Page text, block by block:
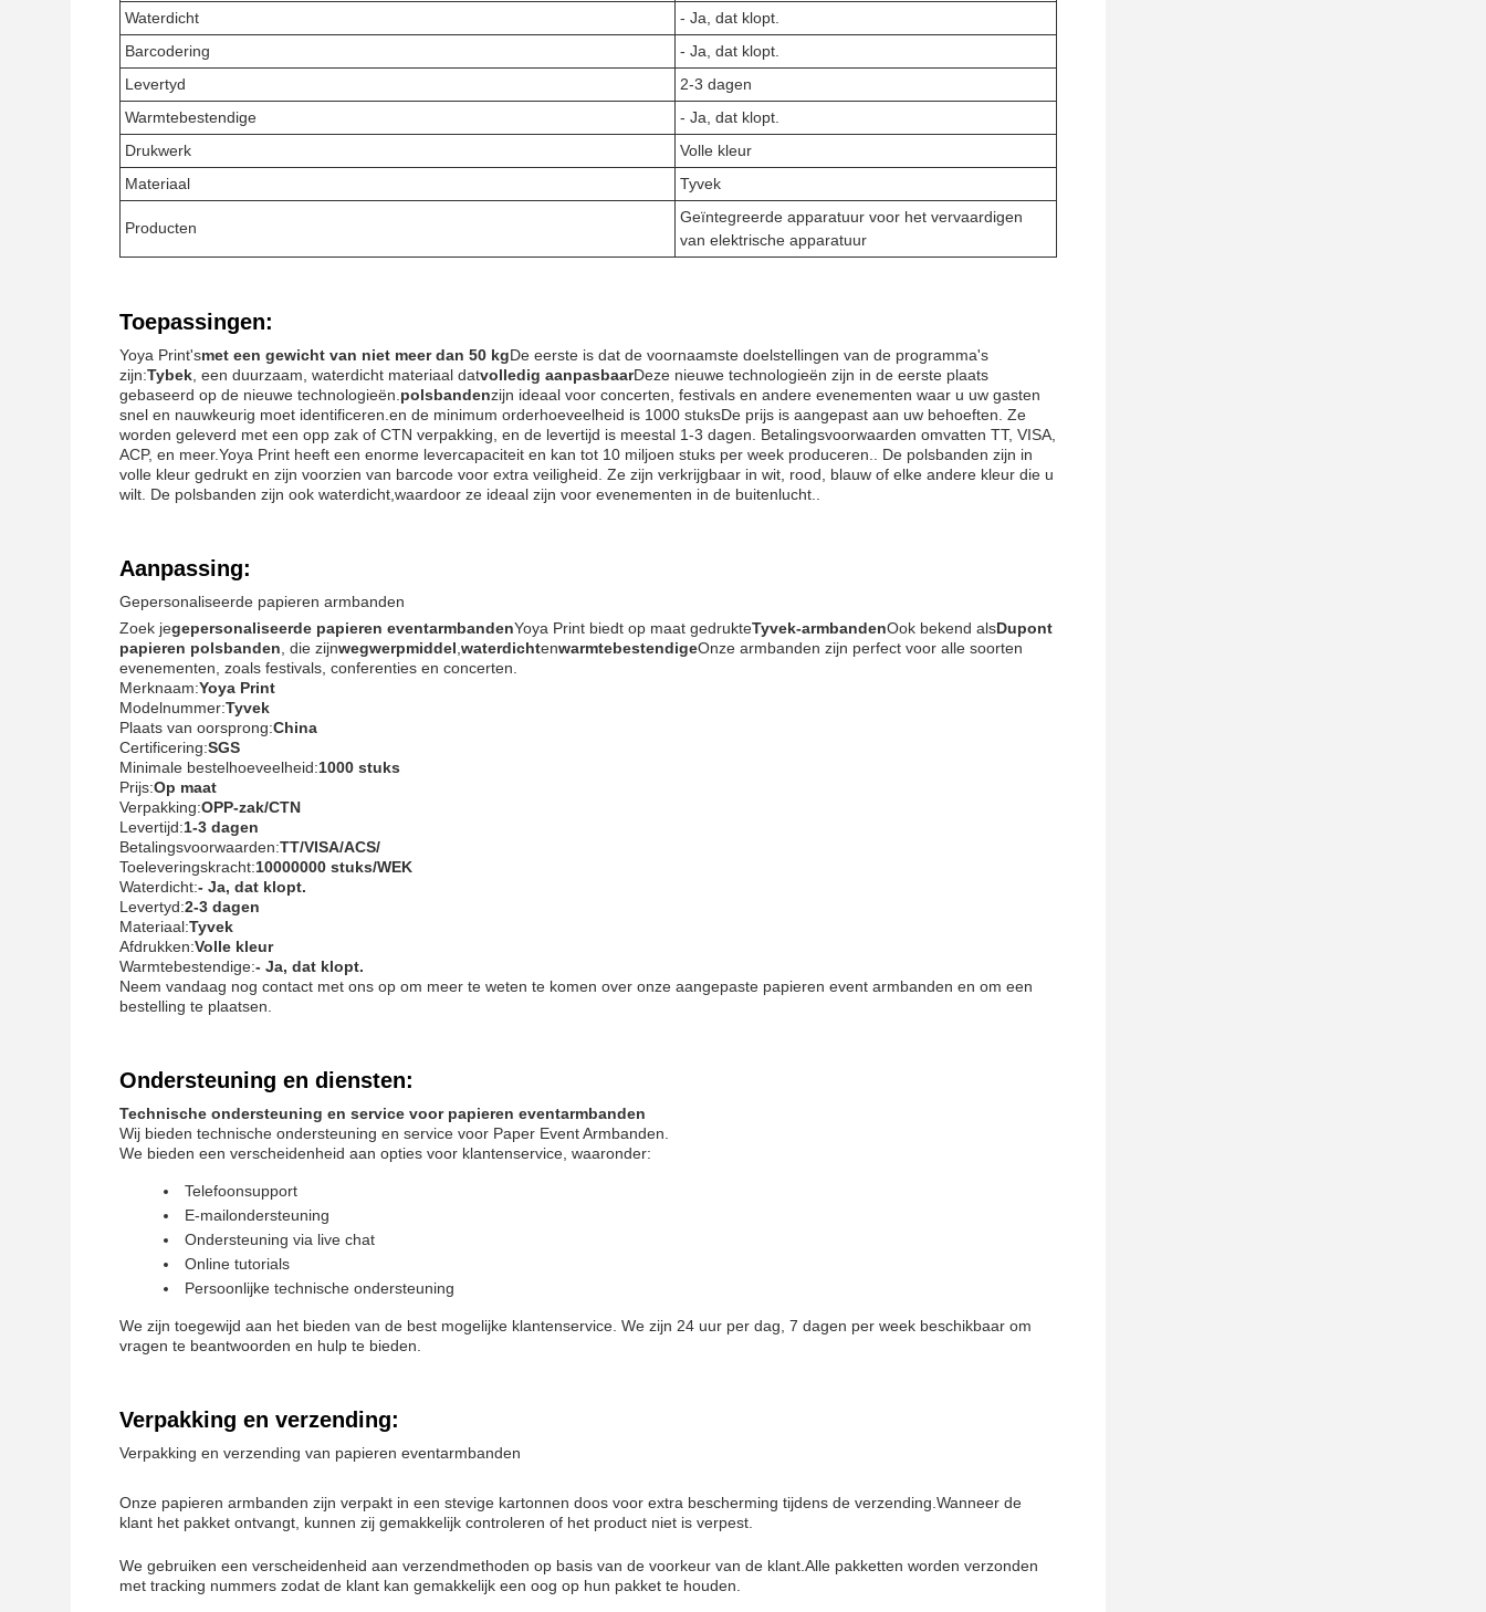
Waterdicht
- Ja, dat klopt.
Barcodering
- Ja, dat klopt.
Levertyd
2-3 dagen
Warmtebestendige
- Ja, dat klopt.
Drukwerk
Volle kleur
Materiaal
Tyvek
Producten
Geïntegreerde apparatuur voor het vervaardigen
van elektrische apparatuur
Toepassingen:
Yoya Print'smet een gewicht van niet meer dan 50 kgDe eerste is dat de voornaamste doelstellingen van de programma's
zijn:Tybek , een duurzaam, waterdicht materiaal datvolledig aanpasbaarDeze nieuwe technologieën zijn in de eerste plaats
gebaseerd op de nieuwe technologieën. polsbandenzijn ideaal voor concerten, festivals en andere evenementen waar u uw gasten
snel en nauwkeurig moet identificeren.en de minimum orderhoeveelheid is 1000 stuksDe prijs is aangepast aan uw behoeften. Ze
worden geleverd met een opp zak of CTN verpakking, en de levertijd is meestal 1-3 dagen. Betalingsvoorwaarden omvatten TT, VISA,
ACP, en meer.Yoya Print heeft een enorme levercapaciteit en kan tot 10 miljoen stuks per week produceren.. De polsbanden zijn in
volle kleur gedrukt en zijn voorzien van barcode voor extra veiligheid. Ze zijn verkrijgbaar in wit, rood, blauw of elke andere kleur die u
wilt. De polsbanden zijn ook waterdicht,waardoor ze ideaal zijn voor evenementen in de buitenlucht..
Aanpassing:
Gepersonaliseerde papieren armbanden
Zoek jegepersonaliseerde papieren eventarmbandenYoya Print biedt op maat gedrukteTyvek-armbandenOok bekend alsDupont
papieren polsbanden , die zijnwegwerpmiddel waterdichtenwarmtebestendigeOnze armbanden zijn perfect voor alle soorten
evenementen, zoals festivals, conferenties en concerten.
Merknaam:Yoya Print
Modelnummer:Tyvek
Plaats van oorsprong:China
Certificering:SGS
Minimale bestelhoeveelheid:1000 stuks
Prijs:Op maat
Verpakking:OPP-zak/CTN
Levertijd:1-3 dagen
Betalingsvoorwaarden:TT/VISA/ACS/
Toeleveringskracht:10000000 stuks/WEK
Waterdicht:- Ja, dat klopt.
Levertyd:2-3 dagen
Materiaal:Tyvek
Afdrukken:Volle kleur
Warmtebestendige:- Ja, dat klopt.
Neem vandaag nog contact met ons op om meer te weten te komen over onze aangepaste papieren event armbanden en om een
bestelling te plaatsen.
Ondersteuning en diensten:
Technische ondersteuning en service voor papieren eventarmbanden
Wij bieden technische ondersteuning en service voor Paper Event Armbanden.
We bieden een verscheidenheid aan opties voor klantenservice, waaronder:
Telefoonsupport
E-mailondersteuning
Ondersteuning via live chat
Online tutorials
Persoonlijke technische ondersteuning
We zijn toegewijd aan het bieden van de best mogelijke klantenservice. We zijn 24 uur per dag, 7 dagen per week beschikbaar om
vragen te beantwoorden en hulp te bieden.
Verpakking en verzending:
Verpakking en verzending van papieren eventarmbanden
Onze papieren armbanden zijn verpakt in een stevige kartonnen doos voor extra bescherming tijdens de verzending.Wanneer de
klant het pakket ontvangt, kunnen zij gemakkelijk controleren of het product niet is verpest.
We gebruiken een verscheidenheid aan verzendmethoden op basis van de voorkeur van de klant.Alle pakketten worden verzonden
met tracking nummers zodat de klant kan gemakkelijk een oog op hun pakket te houden.